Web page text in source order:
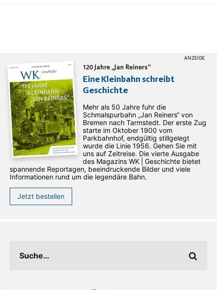
120 Jahre „Jan Reiners“
Eine Kleinbahn schreibt
Geschichte
Mehr als 50 Jahre fuhr die
Schmalspurbahn „Jan ­Reiners“ von
Bremen nach Tarmstedt. Der erste Zug
starte im Oktober 1900 vom
Parkbahnhof, endgültig stillgelegt
wurde die Linie 1956. Gehen Sie mit
uns auf Zeitreise. Die vierte Ausgabe
des ­Magazins WK | Geschichte bietet
spannende Reportagen, beeindruckende Bilder und viele
Informationen rund um die legendäre Bahn.
Jetzt bestellen